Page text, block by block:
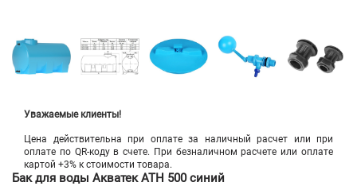
Уважаемые клиенты!
Цена действительна при оплате за наличный расчет или при
оплате по QR-коду в счете. При безналичном расчете или оплате
картой +3% к стоимости товара.
Бак для воды Акватек ATH 500 синий